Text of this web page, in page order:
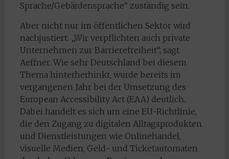
Sprache/Gebärdensprache“ zuständig sein.
Aber nicht nur im öffentlichen Sektor wird
nachjustiert. „Wir verpflichten auch private
Unternehmen zur Barrierefreiheit“, sagt
Aeffner. Wie sehr Deutschland bei diesem
Thema hinterherhinkt, wurde bereits im
vergangenen Jahr bei der Umsetzung des
European Accessibility Act (EAA) deutlich.
Dabei handelt es sich um eine EU-Richtlinie,
die den Zugang zu digitalen Alltagsprodukten
und Dienstleistungen wie Onlinehandel,
visuelle Medien, Geld- und Ticketautomaten